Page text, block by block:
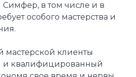
Симфер, в том числе и в
особого мастерства и
клиенты
и квалифицированный